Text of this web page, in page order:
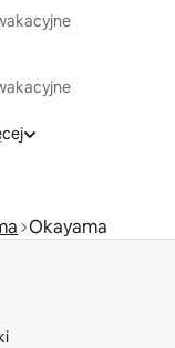
Okayama